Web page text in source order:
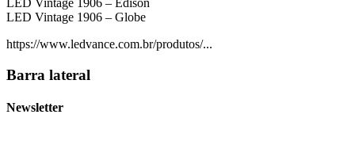
LED Vintage 1906 – Globe
https://www.ledvance.com.br/produtos/...
Barra lateral
Newsletter